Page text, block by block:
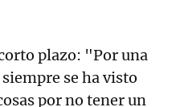
plazo: "Por una
se ha visto
por no tener un